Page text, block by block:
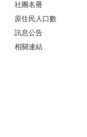
社團名冊
原住民人口數
訊息公告
相關連結